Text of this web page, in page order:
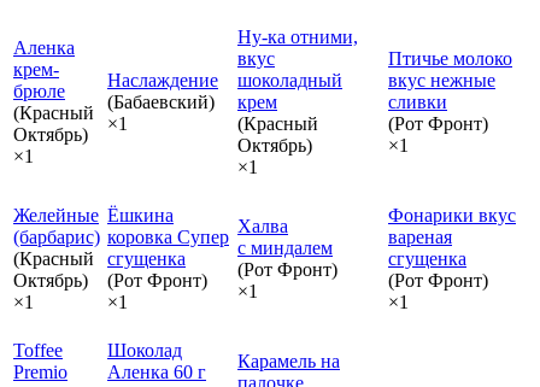
Аленка
крем-
брюле
(Красный
Октябрь)
×1
Наслаждение
(Бабаевский)
×1
Ну-ка отними,
вкус
шоколадный
крем
(Красный
Октябрь)
×1
Птичье молоко
вкус нежные
сливки
(Рот Фронт)
×1
Желейные
(барбарис)
(Красный
Октябрь)
×1
Ёшкина
коровка Супер
сгущенка
(Рот Фронт)
×1
Халва
с миндалем
(Рот Фронт)
×1
Фонарики вкус
вареная
сгущенка
(Рот Фронт)
×1
Toffee
Premio
Шоколад
Аленка 60 г
Карамель на
палочке